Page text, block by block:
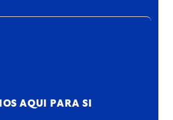
AQUI PARA SI